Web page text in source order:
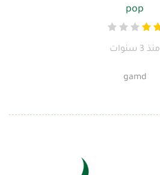
pop
منذ 3 سنوات
gamd